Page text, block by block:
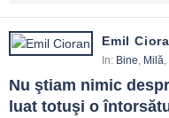
Emil
In: Bine, Milă,
Nu ştiam nimic
luat totuşi o